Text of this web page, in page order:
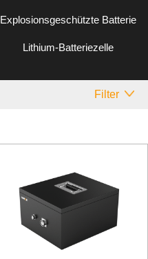
Explosionsgeschützte Batterie
Lithium-Batteriezelle
Filter